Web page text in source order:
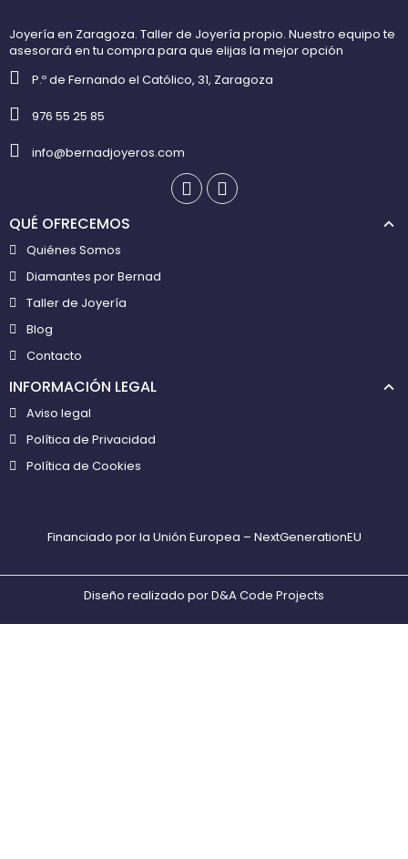
Joyería en Zaragoza. Taller de Joyería propio. Nuestro equipo te
asesorará en tu compra para que elijas la mejor opción
P.º de Fernando el Católico, 31, Zaragoza
976 55 25 85
info@bernadjoyeros.com
QUÉ OFRECEMOS
Quiénes Somos
Diamantes por Bernad
Taller de Joyería
Blog
Contacto
INFORMACIÓN LEGAL
Aviso legal
Política de Privacidad
Política de Cookies
Financiado por la Unión Europea – NextGenerationEU
Diseño realizado porD&A Code Projects